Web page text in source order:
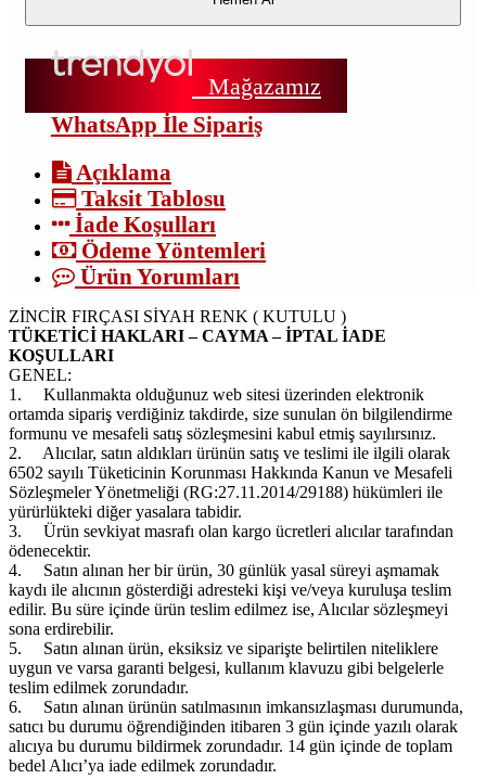
Mağazamız
WhatsApp İle Sipariş
Açıklama
Taksit Tablosu
İade Koşulları
Ödeme Yöntemleri
Ürün Yorumları
ZİNCİR FIRÇASI SİYAH RENK ( KUTULU )
TÜKETİCİ HAKLARI – CAYMA – İPTAL İADE
KOŞULLARI
GENEL:
1.
Kullanmakta olduğunuz web sitesi üzerinden elektronik
ortamda sipariş verdiğiniz takdirde, size sunulan ön bilgilendirme
formunu ve mesafeli satış sözleşmesini kabul etmiş sayılırsınız.
2.
Alıcılar, satın aldıkları ürünün satış ve teslimi ile ilgili olarak
6502 sayılı Tüketicinin Korunması Hakkında Kanun ve Mesafeli
Sözleşmeler Yönetmeliği (RG:27.11.2014/29188) hükümleri ile
yürürlükteki diğer yasalara tabidir.
3.
Ürün sevkiyat masrafı olan kargo ücretleri alıcılar tarafından
ödenecektir.
4.
Satın alınan her bir ürün, 30 günlük yasal süreyi aşmamak
kaydı ile alıcının gösterdiği adresteki kişi ve/veya kuruluşa teslim
edilir. Bu süre içinde ürün teslim edilmez ise, Alıcılar sözleşmeyi
sona erdirebilir.
5.
Satın alınan ürün, eksiksiz ve siparişte belirtilen niteliklere
uygun ve varsa garanti belgesi, kullanım klavuzu gibi belgelerle
teslim edilmek zorundadır.
6.
Satın alınan ürünün satılmasının imkansızlaşması durumunda,
satıcı bu durumu öğrendiğinden itibaren 3 gün içinde yazılı olarak
alıcıya bu durumu bildirmek zorundadır. 14 gün içinde de toplam
bedel Alıcı’ya iade edilmek zorundadır.